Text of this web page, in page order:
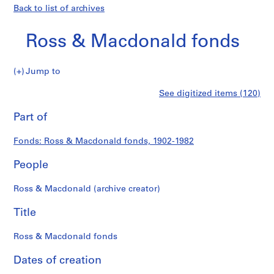
Back to list of archives
Ross & Macdonald fonds
RossJump to
i
s
:
r
j
c
s
&
Macdonald
fonds
See digitized items (120)
Part of
Fonds: Ross & Macdonald fonds, 1902-1982
People
Ross & Macdonald (archive creator)
Title
Ross & Macdonald fonds
Dates of creation